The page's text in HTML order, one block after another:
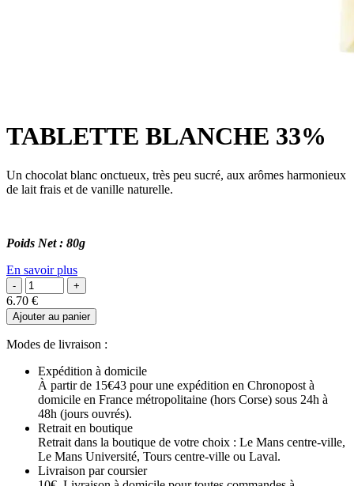
TABLETTE BLANCHE 33%
Un chocolat blanc onctueux, très peu sucré, aux arômes harmonieux
de lait frais et de vanille naturelle.
Poids Net : 80g
En savoir plus
6.70 €
Ajouter au panier
Modes de livraison :
Expédition à domicile
À partir de 15€43 pour une expédition en Chronopost à
domicile en France métropolitaine (hors Corse) sous 24h à
48h (jours ouvrés).
Retrait en boutique
Retrait dans la boutique de votre choix : Le Mans centre-ville,
Le Mans Université, Tours centre-ville ou Laval.
Livraison par coursier